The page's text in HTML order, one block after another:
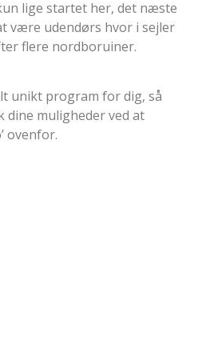
lige startet her, det næste
være udendørs hvor i sejler
flere nordboruiner.
unikt program for dig, så
dine muligheder ved at
ovenfor.